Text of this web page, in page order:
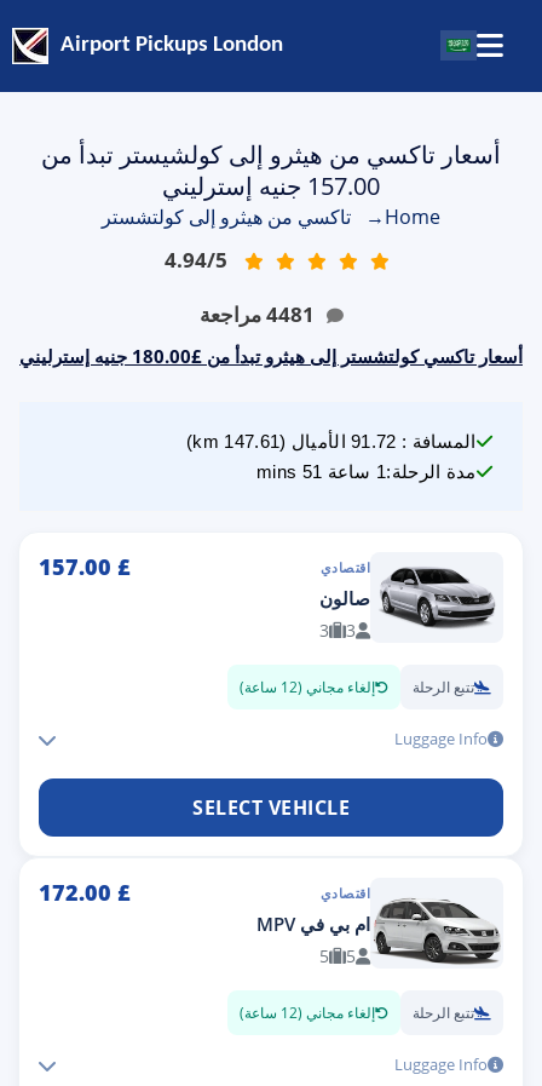
Airport Pickups London
أسعار تاكسي من هيثرو إلى كولشيستر تبدأ من
157.00 جنيه إسترليني
Home
→ تاكسي من هيثرو إلى كولتشستر
4.94/5
4481مراجعة
أسعار تاكسي كولتشستر إلى هيثرو تبدأ من £180.00 جنيه إسترليني
المسافة :
91.72 الأميال (
147.61
مدة الرحلة:1 ساعة 51 mins
اقتصادي £
157.00
صالون
3
3
تتبع الرحلة إلغاء مجاني (12 ساعة)
Luggage Info
SELECT VEHICLE
اقتصادي £
172.00
ام بي في MPV
5
5
تتبع الرحلة إلغاء مجاني (12 ساعة)
Luggage Info